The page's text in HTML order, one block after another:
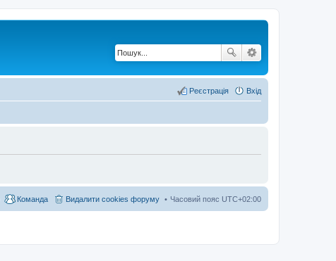
Вхід
Реєстрація
Часовий пояс UTC+02:00
Видалити cookies форуму
Команда